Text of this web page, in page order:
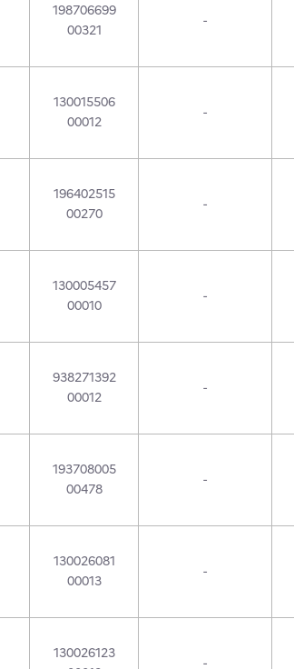
198706699
00321
-
130015506
00012
-
196402515
00270
-
130005457
00010
-
938271392
00012
-
193708005
00478
-
130026081
00013
-
130026123
-